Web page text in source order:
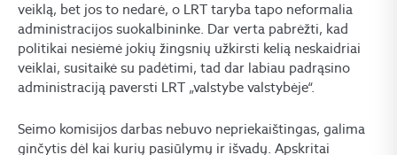
veiklą, bet jos to nedarė, o LRT taryba tapo neformalia
administracijos suokalbininke. Dar verta pabrėžti, kad
politikai nesiėmė jokių žingsnių užkirsti kelią neskaidriai
veiklai, susitaikė su padėtimi, tad dar labiau padrąsino
administraciją paversti LRT „valstybe valstybėje“.
Seimo komisijos darbas nebuvo nepriekaištingas, galima
ginčytis dėl kai kurių pasiūlymų ir išvadų. Apskritai